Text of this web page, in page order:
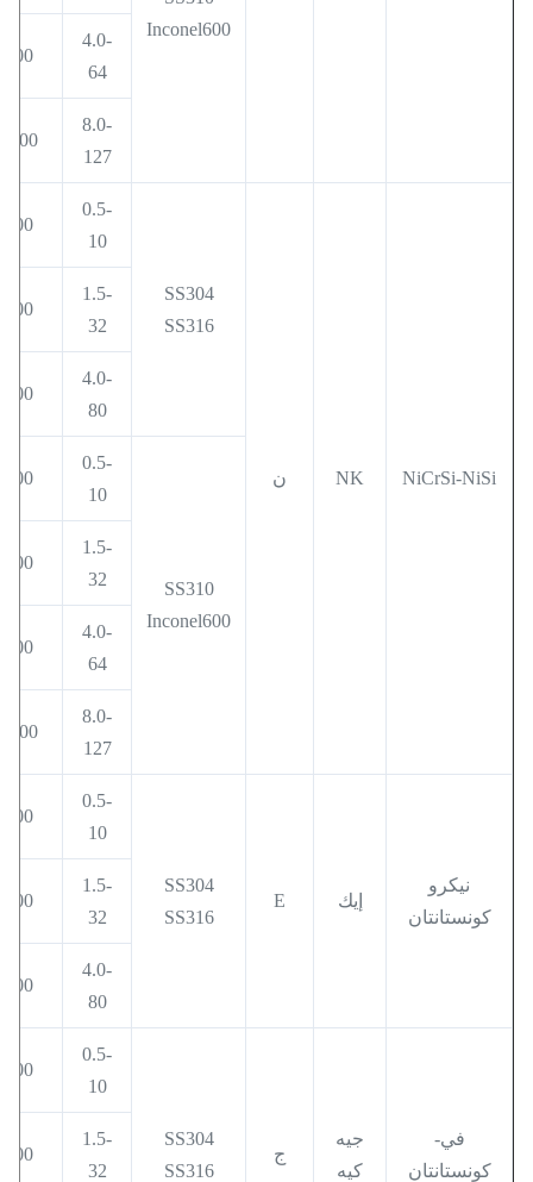
Inconel600
4.0-
64
900
8.0-
127
1000
NiCrSi-NiSi
NK ن
SS304
SS316
0.5-
10
400
1.5-
32
600
4.0-
80
800
SS310
Inconel600
0.5-
10
500
1.5-
32
800
4.0-
64
900
8.0-
127
1000
نيكرو
كونستانتان
إيك E
SS304
SS316
0.5-
10
400
1.5-
32
600
4.0-
80
800
في-
كونستانتان
جيه
كيه
ج
SS304
SS316
0.5-
10
400
1.5-
32
600